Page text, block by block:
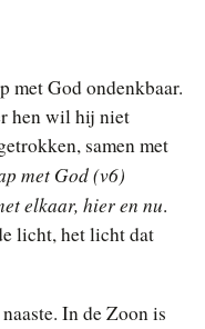
met God ondenkbaar.
hen wil hij niet
samen met
met God (v6)
elkaar, hier en nu.
licht, het licht dat
In de Zoon is